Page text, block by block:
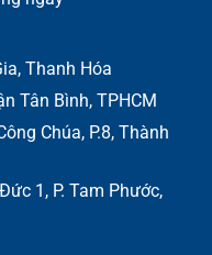
Thanh Hóa
Tân Bình, TPHCM
Chúa, P.8, Thành
1, P. Tam Phước,